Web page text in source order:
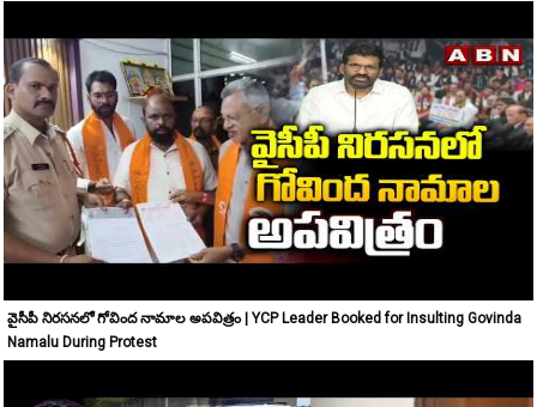
వైసీపీ నిరసనలో గోవింద నామాల అపవిత్రం | YCP Leader Booked for Insulting Govinda
Namalu During Protest